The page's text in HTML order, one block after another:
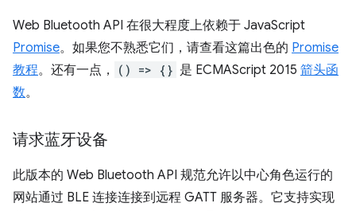
Web Bluetooth API 在很大程度上依赖于 JavaScript
Promise。如果您不熟悉它们，请查看这篇出色的 Promise
教程。还有一点， () => {} 是 ECMAScript 2015 箭头函
数。
请求蓝牙设备
此版本的 Web Bluetooth API 规范允许以中心角色运行的
网站通过 BLE 连接连接到远程 GATT 服务器。它支持实现